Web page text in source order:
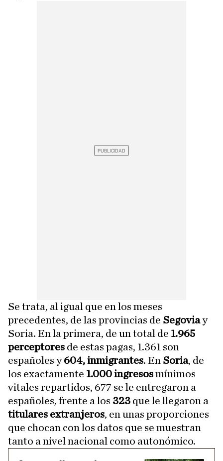
Se trata, al igual que en los meses
precedentes, de las provincias de Segoviay
Soria. En la primera, de un total de 1.965
perceptores de estas pagas, 1.361 son
españoles y604, inmigrantes. En Soria, de
los exactamente 1.000 ingresosmínimos
vitales repartidos, 677 se le entregaron a
españoles, frente a los 323 que le llegaron a
titulares extranjeros, en unas proporciones
que chocan con los datos que se muestran
tanto a nivel nacional como autonómico.